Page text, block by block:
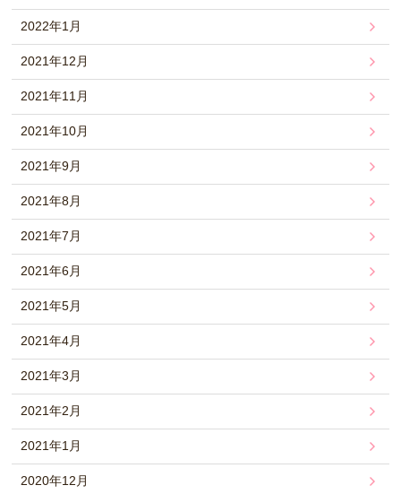
2022年1月
2021年12月
2021年11月
2021年10月
2021年9月
2021年8月
2021年7月
2021年6月
2021年5月
2021年4月
2021年3月
2021年2月
2021年1月
2020年12月